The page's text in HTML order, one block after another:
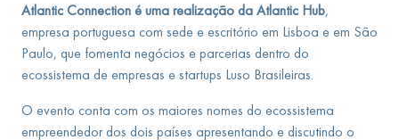
Atlantic Connection é uma realização da Atlantic Hub,
empresa portuguesa com sede e escritório em Lisboa e em São
Paulo, que fomenta negócios e parcerias dentro do
ecossistema de empresas e startups Luso Brasileiras.
O evento conta com os maiores nomes do ecossistema
empreendedor dos dois países apresentando e discutindo o